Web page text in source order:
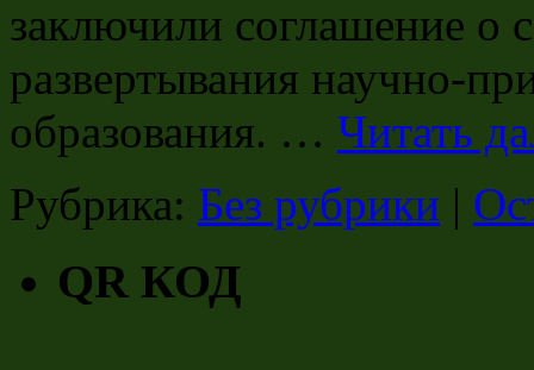
заключили соглашение о
развертывания научно-
образования. … Читать
Рубрика: Без рубрики |
QR КОД